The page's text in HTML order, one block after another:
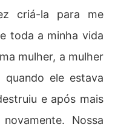
criá-la para me
toda a minha vida
mulher, a mulher
ele estava
e após mais
Nossa